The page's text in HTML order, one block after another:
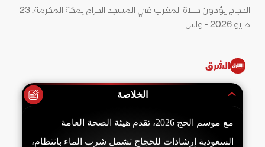
الحجاج يؤدون صلاة المغرب في المسجد الحرام بمكة المكرمة. 23
مايو 2026 - واس
الشرق
الخلاصة
مع موسم الحج 2026، تقدم هيئة الصحة العامة
السعودية إرشادات للحجاج تشمل شرب الماء بانتظام،